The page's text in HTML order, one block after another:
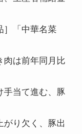
］「中華名菜
肉は前年同月比
手当て進む、豚
がり欠く、豚出